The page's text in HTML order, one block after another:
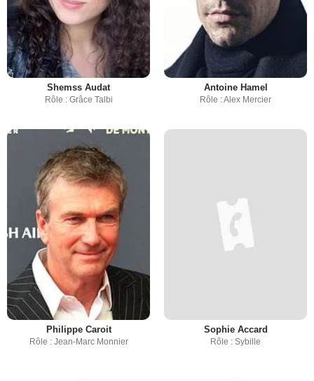
Shemss Audat
Rôle : Grâce Talbi
Antoine Hamel
Rôle : Alex Mercier
Philippe Caroit
Rôle : Jean-Marc Monnier
Sophie Accard
Rôle : Sybille